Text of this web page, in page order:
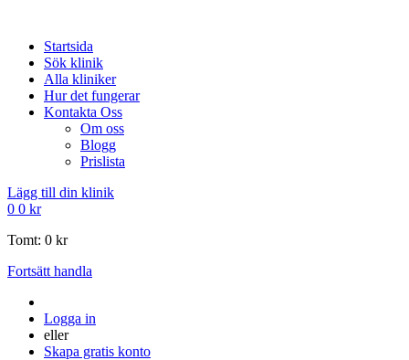
Startsida
Sök klinik
Alla kliniker
Hur det fungerar
Kontakta Oss
Om oss
Blogg
Prislista
Lägg till din klinik
0 0 kr
Tomt: 0 kr
Fortsätt handla
Logga in
eller
Skapa gratis konto